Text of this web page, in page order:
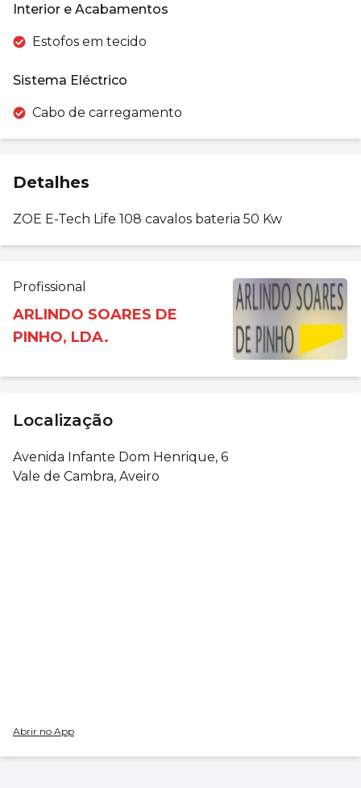
Interior e Acabamentos
Estofos em tecido
Sistema Eléctrico
Cabo de carregamento
Detalhes
ZOE E-Tech Life 108 cavalos bateria 50 Kw
Profissional
ARLINDO SOARES DE
PINHO, LDA.
Localização
Avenida Infante Dom Henrique, 6
Vale de Cambra, Aveiro
Abrir no App